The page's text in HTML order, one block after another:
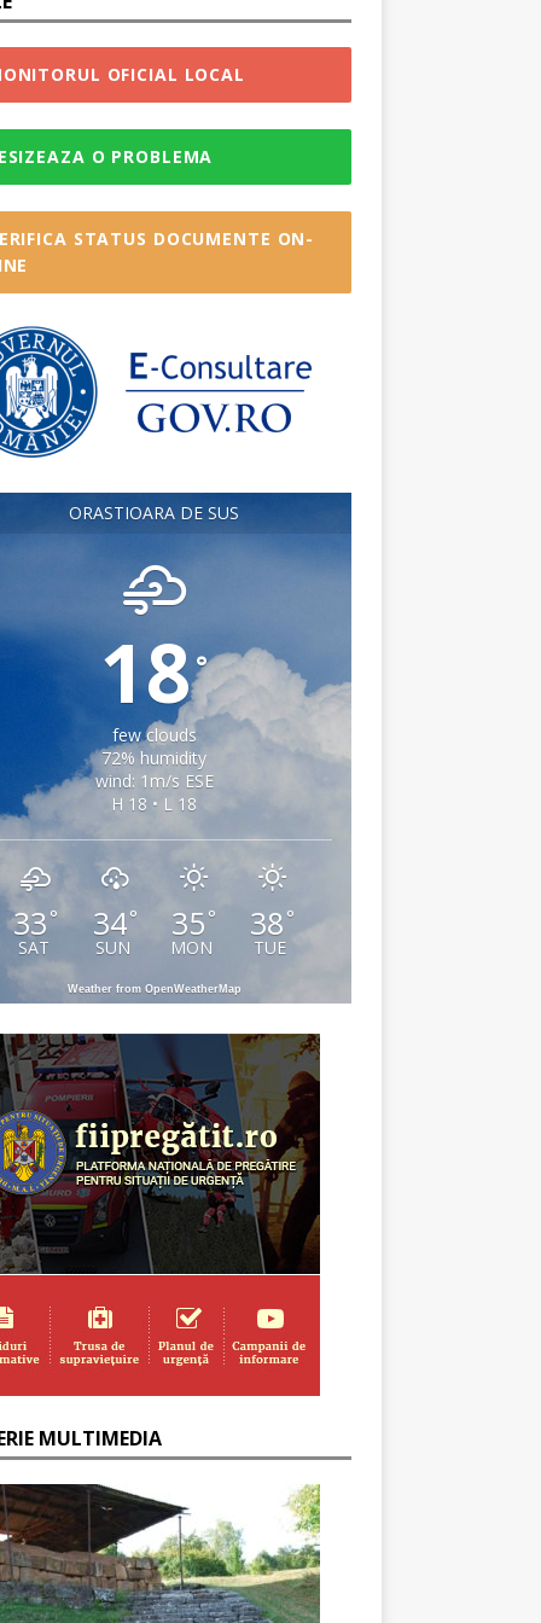
OFICIAL LOCAL
O PROBLEMA
STATUS DOCUMENTE ON-
ORASTIOARA DE SUS
18°
few clouds
72% humidity
wind: 1m/s ESE
H 18 • L 18
33 °
SAT
34°
SUN
35 °
MON
38 °
TUE
Weather from OpenWeatherMap
MULTIMEDIA